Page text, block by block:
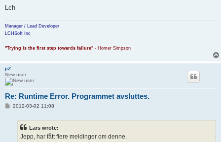
Lch
Manager / Lead Developer
LCHSoft Inc
"Trying is the first step towards failure" - Homer Simpson
jiZ
New user
Re: Runtime Error. Programmet avsluttes.
P2012-03-02 11:08
Lars wrote:
Jepp, har fått flere meldinger om denne.